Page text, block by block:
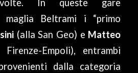
In queste gare
maglia Beltrami i “primo
(alla San Geo) e Matteo
Empoli), entrambi
dalla categoria